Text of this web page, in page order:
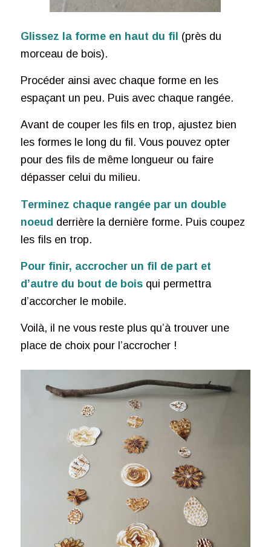
Glissez la forme en haut du fil (près du
morceau de bois).
Procéder ainsi avec chaque forme en les
espaçant un peu. Puis avec chaque rangée.
Avant de couper les fils en trop, ajustez bien
les formes le long du fil. Vous pouvez opter
pour des fils de même longueur ou faire
dépasser celui du milieu.
Terminez chaque rangée par un double
noeud derrière la dernière forme. Puis coupez
les fils en trop.
Pour finir, accrocher un fil de part et
d’autre du bout de boisqui permettra
d’accorcher le mobile.
Voilà, il ne vous reste plus qu’à trouver une
place de choix pour l’accrocher !